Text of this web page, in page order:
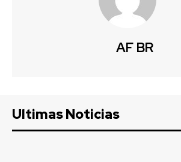
AF BR
Ultimas Noticias